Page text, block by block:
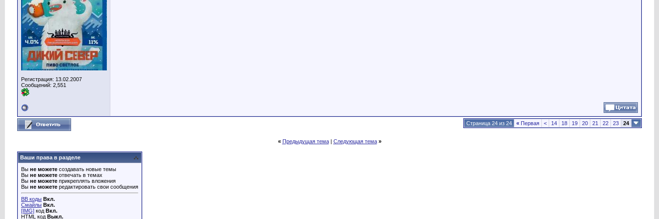
Регистрация: 13.02.2007
Сообщений: 2,551
Страница 24 из 24 « Первая < 14 18 19 20 21 22 23 24
« Предыдущая тема| Следующая тема »
Ваши права в разделе
Вы не можете создавать новые темы
Вы не можете отвечать в темах
Вы не можете прикреплять вложения
Вы не можете редактировать свои сообщения
BB коды Вкл.
Смайлы Вкл.
[IMG] код Вкл.
HTML код Выкл.